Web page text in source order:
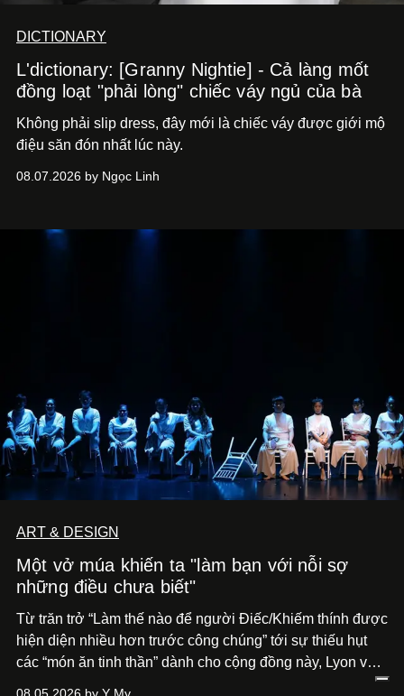
DICTIONARY
L'dictionary: [Granny Nightie] - Cả làng mốt
đồng loạt "phải lòng" chiếc váy ngủ của bà
Không phải slip dress, đây mới là chiếc váy được giới mộ
điệu săn đón nhất lúc này.
08.07.2026 by Ngọc Linh
ART & DESIGN
Một vở múa khiến ta "làm bạn với nỗi sợ
những điều chưa biết"
Từ trăn trở “Làm thế nào để người Điếc/Khiếm thính được
hiện diện nhiều hơn trước công chúng” tới sự thiếu hụt
các “món ăn tinh thần” dành cho cộng đồng này, Lyon và